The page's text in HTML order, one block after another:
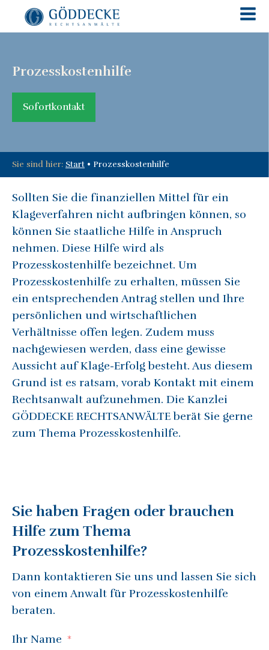
Prozesskostenhilfe
Sofortkontakt
Sie sind hier: Start • Prozesskostenhilfe
Sollten Sie die finanziellen Mittel für ein
Klageverfahren nicht aufbringen können, so
können Sie staatliche Hilfe in Anspruch
nehmen. Diese Hilfe wird als
Prozesskostenhilfe bezeichnet. Um
Prozesskostenhilfe zu erhalten, müssen Sie
ein entsprechenden Antrag stellen und Ihre
persönlichen und wirtschaftlichen
Verhältnisse offen legen. Zudem muss
nachgewiesen werden, dass eine gewisse
Aussicht auf Klage-Erfolg besteht. Aus diesem
Grund ist es ratsam, vorab Kontakt mit einem
Rechtsanwalt aufzunehmen. Die Kanzlei
GÖDDECKE RECHTSANWÄLTE berät Sie gerne
zum Thema Prozesskostenhilfe.
Sie haben Fragen oder brauchen
Hilfe zum Thema
Prozesskostenhilfe?
Dann kontaktieren Sie uns und lassen Sie sich
von einem Anwalt für Prozesskostenhilfe
beraten.
Ihr Name